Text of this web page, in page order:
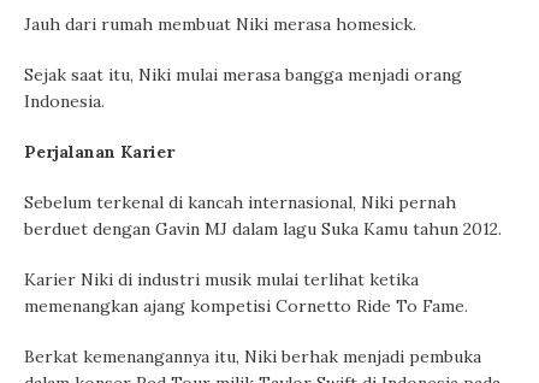
Jauh dari rumah membuat Niki merasa homesick.
Sejak saat itu, Niki mulai merasa bangga menjadi orang
Indonesia.
Perjalanan Karier
Sebelum terkenal di kancah internasional, Niki pernah
berduet dengan Gavin MJ dalam lagu Suka Kamu tahun 2012.
Karier Niki di industri musik mulai terlihat ketika
memenangkan ajang kompetisi Cornetto Ride To Fame.
Berkat kemenangannya itu, Niki berhak menjadi pembuka